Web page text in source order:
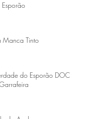
Esporão
Manca Tinto
do Esporão DOC